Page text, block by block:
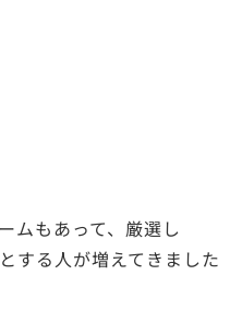
ムもあって、厳選し
する人が増えてきました